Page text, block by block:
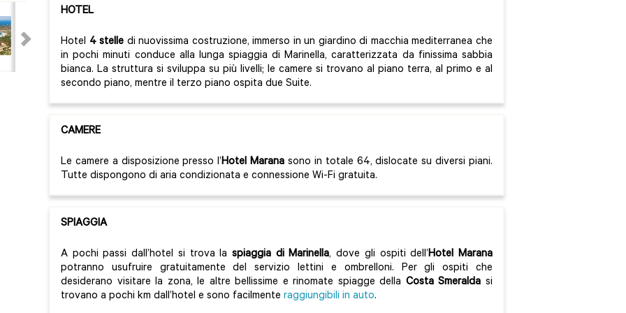
HOTEL
Hotel 4 stelle di nuovissima costruzione, immerso in un giardino di macchia mediterranea che
in pochi minuti conduce alla lunga spiaggia di Marinella, caratterizzata da finissima sabbia
bianca. La struttura si sviluppa su più livelli; le camere si trovano al piano terra, al primo e al
secondo piano, mentre il terzo piano ospita due Suite.
CAMERE
Le camere a disposizione presso l’Hotel Marana sono in totale 64, dislocate su diversi piani.
Tutte dispongono di aria condizionata e connessione Wi-Fi gratuita.
SPIAGGIA
A pochi passi dall’hotel si trova la spiaggia di Marinella, dove gli ospiti dell’Hotel Marana
potranno usufruire gratuitamente del servizio lettini e ombrelloni. Per gli ospiti che
desiderano visitare la zona, le altre bellissime e rinomate spiagge della Costa Smeralda si
trovano a pochi km dall’hotel e sono facilmente raggiungibili in auto.